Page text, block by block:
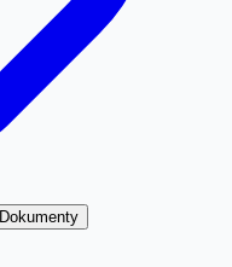
Dokumenty